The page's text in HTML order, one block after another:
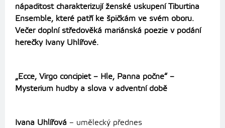
nápaditost charakterizují ženské uskupení Tiburtina
Ensemble, které patří ke špičkám ve svém oboru.
Večer doplní středověká mariánská poezie v podání
herečky Ivany Uhlířové.
„Ecce, Virgo concipiet – Hle, Panna počne“ –
Mysterium hudby a slova v adventní době
Ivana Uhlířová – umělecký přednes